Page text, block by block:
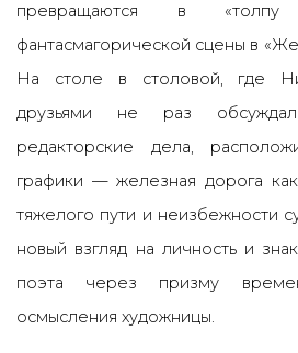
превращаются в
фантасмагорической сцены в
На столе в столовой, где
друзьями не раз
редакторские дела,
графики — железная дорога
тяжелого пути и неизбежности
новый взгляд на личность и
поэта через призму
осмысления художницы.